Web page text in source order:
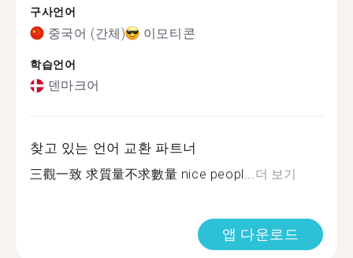
구사언어
중국어 (간체) 이모티콘
학습언어
덴마크어
찾고 있는 언어 교환 파트너
三觀一致 求質量不求數量 nice peopl...더 보기
앱 다운로드